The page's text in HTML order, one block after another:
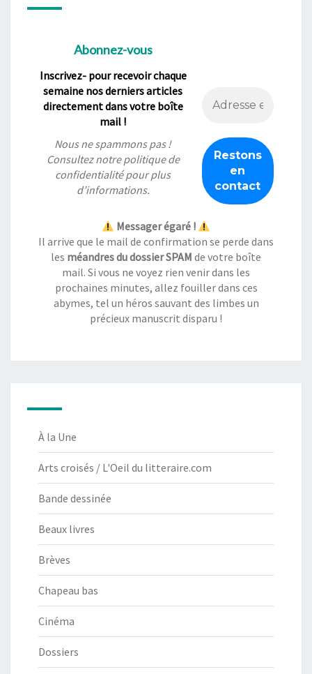
Abonnez-vous
Inscrivez- pour recevoir chaque
semaine nos derniers articles
directement dans votre boîte
mail !
Nous ne spammons pas !
Consultez notrepolitique de
confidentialitépour plus
d’informations.
Messager égaré !
Il arrive que le mail de confirmation se perde dans
les méandres du dossier SPAM de votre boîte
mail. Si vous ne voyez rien venir dans les
prochaines minutes, allez fouiller dans ces
abymes, tel un héros sauvant des limbes un
précieux manuscrit disparu !
À la Une
Arts croisés / L'Oeil du litteraire.com
Bande dessinée
Beaux livres
Brèves
Chapeau bas
Cinéma
Dossiers